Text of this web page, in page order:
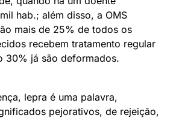
hab.; além disso, a OMS
mais de 25% de todos os
recebem tratamento regular
30% já são deformados.
lepra é uma palavra,
pejorativos, de rejeição,